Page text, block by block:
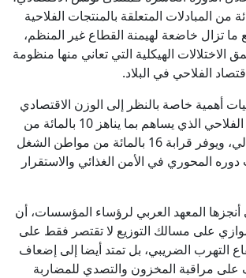
في تونس
تونس: ماذا أنجز البرلمان خلال الدورة
العادية الرابعة؟
من 50 بالمائة من المبادلات المتعلقة بالمنتجات الفلاحية
ما تزال خاضعة لهيمنة القطاع غير المنظم،
الهيكلية التي تعاني منها منظومة
الفلاحي في البلاد.
أهمية خاصة بالنظر إلى الوزن الاقتصادي
والاجتماعي للقطاع الفلاحي الذي يساهم بما يناهز 10 بالمائة من
الناتج المحلي الإجمالي، ويوفر قرابة 16 بالمائة من مواطن الشغل
المحوري في الأمن الغذائي والاستقرار
أنجزها المعهد العربي لرؤساء المؤسسات، أن
على مسالك التوزيع لا تقتصر فقط على
التهرب الضريبي، بل تمتد أيضا إلى إضعاف
مراقبة المخزون والتصدي للمضاربة